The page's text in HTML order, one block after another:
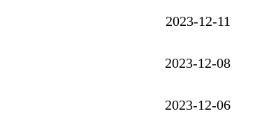
2023-12-11
2023-12-08
2023-12-06